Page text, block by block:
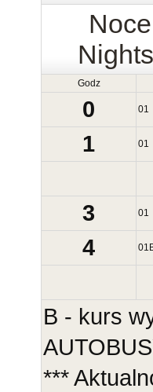
Godz
0 01
1 01
3 01
4 01
B - kurs
***